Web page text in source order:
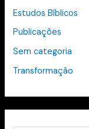
Estudos Bíblicos
Publicações
Sem categoria
Transformação